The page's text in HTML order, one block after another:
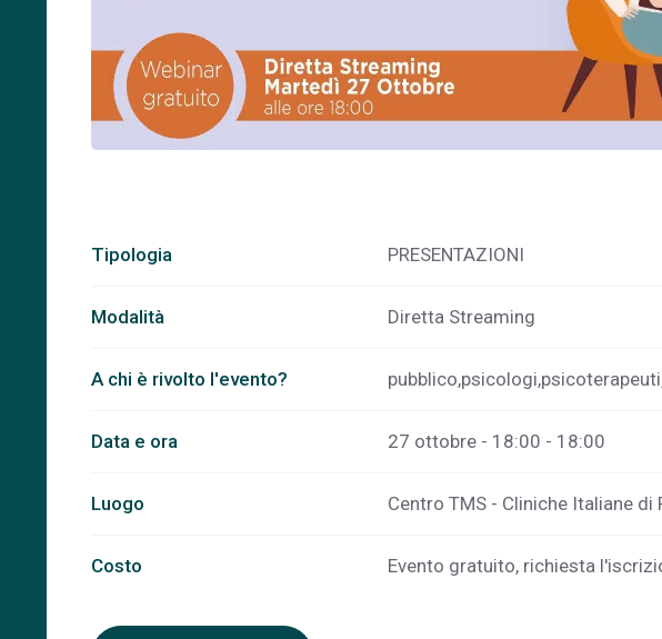
Tipologia PRESENTAZIONI
Modalità Diretta Streaming
A chi è rivolto l'evento?
Data e ora 27 ottobre - 18:00 - 18:00
Luogo Centro TMS - Cliniche Italiane di
Costo Evento gratuito, richiesta